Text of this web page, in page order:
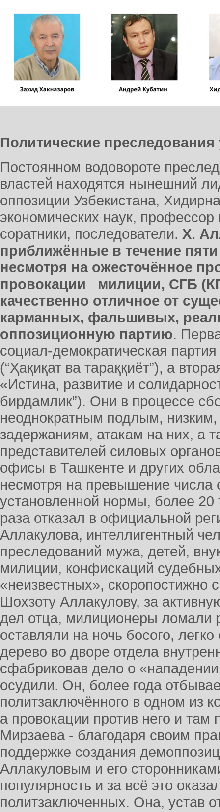
Политические
Постоянном водовороте
властей находятся нынешний
оппозиции Узбекистана,
экономических наук,
соратники, последователи. Х.
приближённые в течение
несмотря на ожесточённое
провокации милиции, СГБ
качественно отличное от
карманных, фальшивых,
оппозиционную партию.
социал-демократическая
(“Ҳақиқат ва тараққиёт”), а
«Истина, развитие и
бирдамлик”). Они в процессе
неоднократным подлым,
задержаниям, атакам на них, а
представителей силовых
офисы в Ташкенте и других
несмотря на превышение числа
установленной нормы, более
раза отказал в официальной
Аллакулова, интеллигентный
преследований мужа, детей,
милиции, конфискаций
«неизвестных», скоропостижно
Шохзоту Аллакулову, за
дел отца, милиционеры ломали
оставляли на ночь босого, легко
дерево во дворе отдела
сфабриковав дело о
осудили. Он, более года
политзаключённого в одном из
а провокации против него и там
Мирзаева - благодаря своим
поддержке создания
Аллакуловым и его
популярность и за всё это
политзаключенных. Она, устав